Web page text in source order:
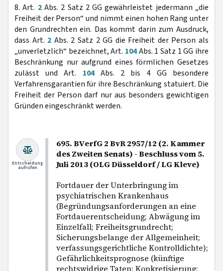
8. Art. 2Abs. 2 Satz 2 GG gewährleistet jedermann „die
Freiheit der Person“ und nimmt einen hohen Rang unter
den Grundrechten ein. Das kommt darin zum Ausdruck,
dass Art. 2 Abs. 2 Satz 2 GG die Freiheit der Person als
„unverletzlich“ bezeichnet, Art. 104Abs. 1 Satz 1 GG ihre
Beschränkung nur aufgrund eines förmlichen Gesetzes
zulässt und Art. 104Abs. 2 bis 4 GG besondere
Verfahrensgarantien für ihre Beschränkung statuiert. Die
Freiheit der Person darf nur aus besonders gewichtigen
Gründen eingeschränkt werden.
695. BVerfG 2 BvR 2957/12 (2. Kammer
des Zweiten Senats) - Beschluss vom 5.
Juli 2013 (OLG Düsseldorf / LG Kleve)
Fortdauer der Unterbringung im
psychiatrischen Krankenhaus
(Begründungsanforderungen an eine
Fortdauerentscheidung; Abwägung im
Einzelfall; Freiheitsgrundrecht;
Sicherungsbelange der Allgemeinheit;
verfassungsgerichtliche Kontrolldichte);
Gefährlichkeitsprognose (künftige
rechtswidrige Taten; Konkretisierung;
Entscheidung
aufrufen